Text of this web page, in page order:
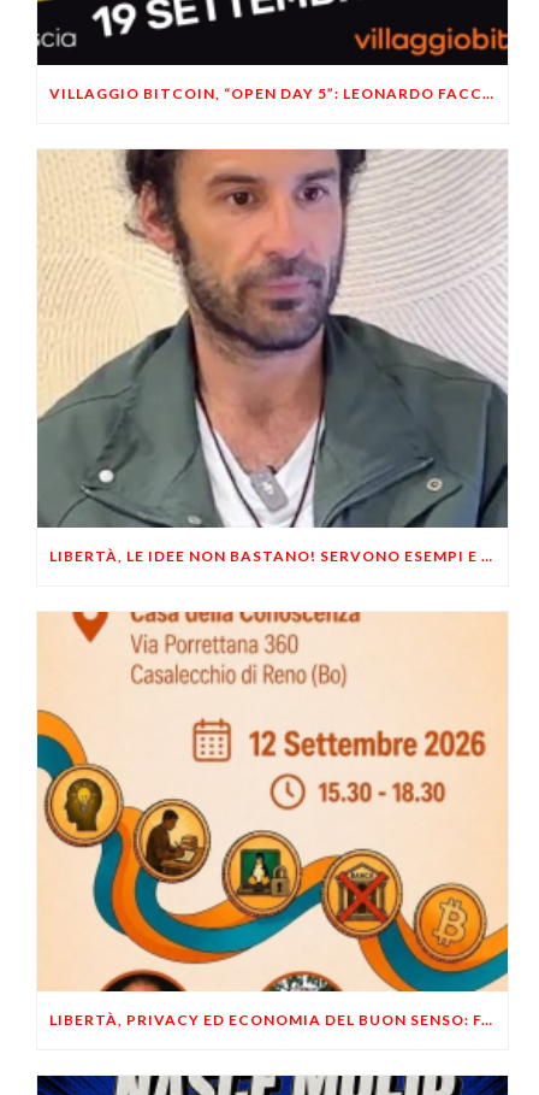
VILLAGGIO BITCOIN, “OPEN DAY 5”: LEONARDO FACCO OSPITE A BRESCIA
LIBERTÀ, LE IDEE NON BASTANO! SERVONO ESEMPI E UN PO’ DI COERENZA
LIBERTÀ, PRIVACY ED ECONOMIA DEL BUON SENSO: FACCO E MUSUMECI A CASALECCHIO DI RENO (BO)